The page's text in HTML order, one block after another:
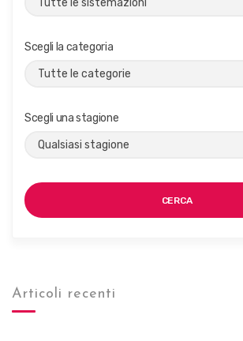
Scegli la categoria
Scegli una stagione
CERCA
Articoli recenti